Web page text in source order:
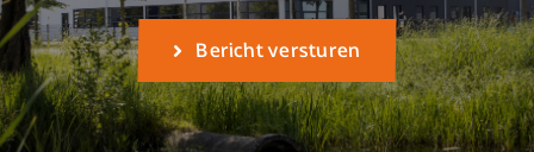
Bericht versturen